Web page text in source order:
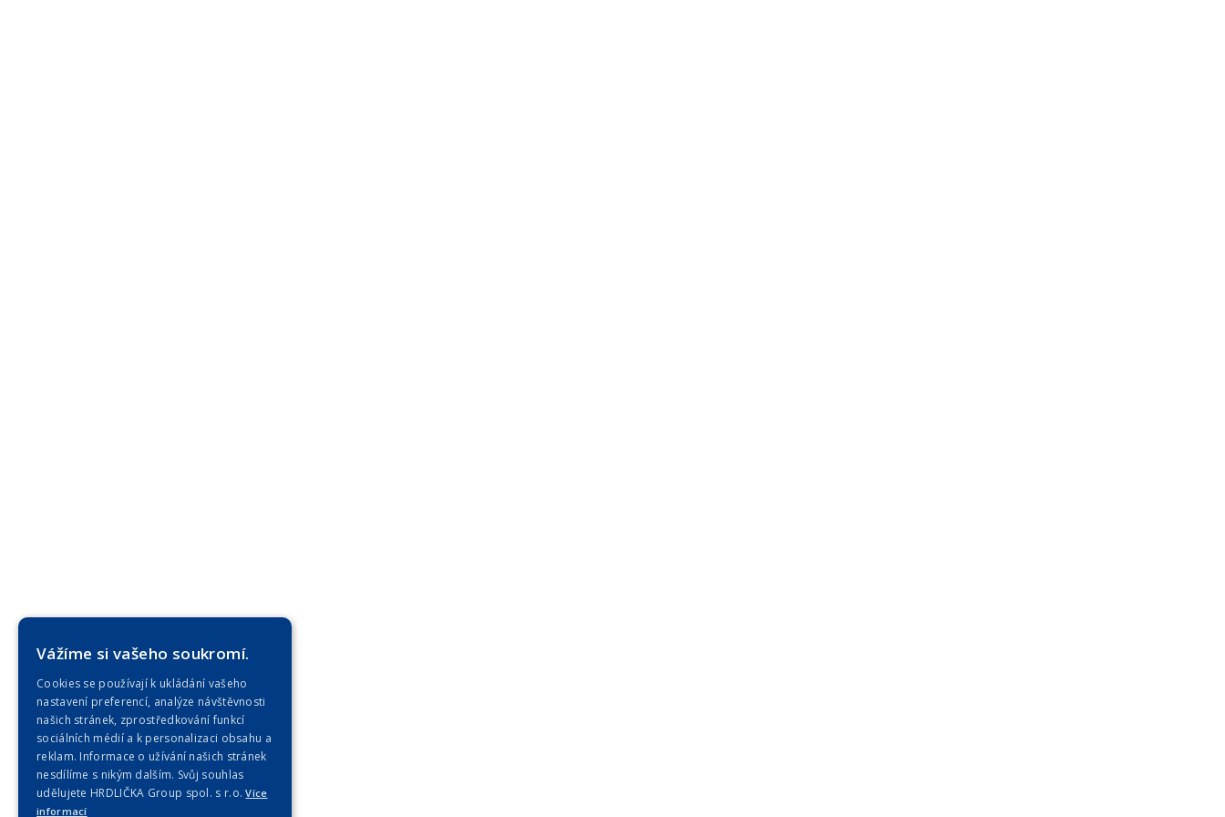
Vážíme si vašeho soukromí.
Cookies se používají k ukládání vašeho
nastavení preferencí, analýze návštěvnosti
našich stránek, zprostředkování funkcí
sociálních médií a k personalizaci obsahu a
reklam. Informace o užívání našich stránek
nesdílíme s nikým dalším. Svůj souhlas
udělujete HRDLIČKA Group spol. s r.o.Více
informací